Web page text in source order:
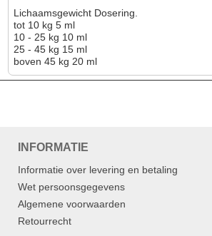
Lichaamsgewicht Dosering.
tot 10 kg 5 ml
10 - 25 kg 10 ml
25 - 45 kg 15 ml
boven 45 kg 20 ml
INFORMATIE
Informatie over levering en betaling
Wet persoonsgegevens
Algemene voorwaarden
Retourrecht